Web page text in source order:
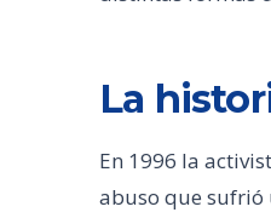
La
En 1996 la
abuso que sufrió